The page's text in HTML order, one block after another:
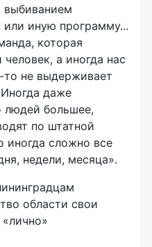
иную программу...
которая
а иногда нас
то не выдерживает
Иногда даже
людей большее,
по штатной
иногда сложно все
недели, месяца».
области свои